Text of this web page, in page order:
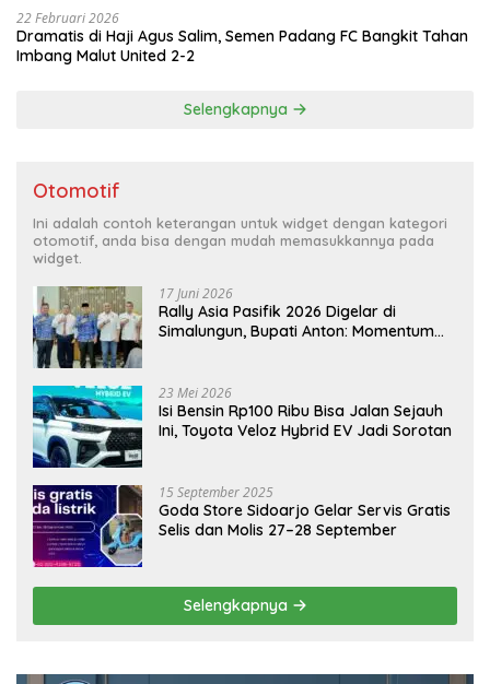
22 Februari 2026
Dramatis di Haji Agus Salim, Semen Padang FC Bangkit Tahan
Imbang Malut United 2-2
Selengkapnya
Otomotif
Ini adalah contoh keterangan untuk widget dengan kategori
otomotif, anda bisa dengan mudah memasukkannya pada
widget.
17 Juni 2026
Rally Asia Pasifik 2026 Digelar di
Simalungun, Bupati Anton: Momentum
23 Mei 2026
Isi Bensin Rp100 Ribu Bisa Jalan Sejauh
Ini, Toyota Veloz Hybrid EV Jadi Sorotan
15 September 2025
Goda Store Sidoarjo Gelar Servis Gratis
Selis dan Molis 27–28 September
Selengkapnya